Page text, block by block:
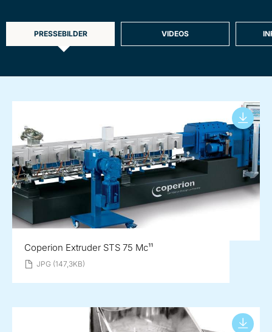
PRESSEBILDER VIDEOS
Coperion Extruder STS 75 Mc¹¹
JPG (147,3KB)